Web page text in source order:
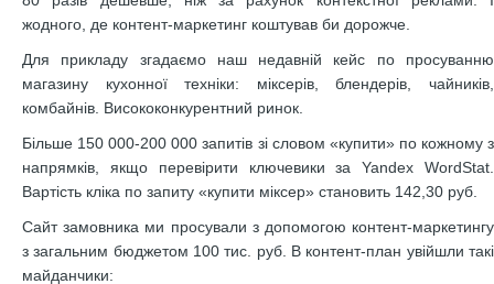
жодного, де контент-маркетинг коштував би дорожче.
Для прикладу згадаємо наш недавній кейс по просуванню
магазину кухонної техніки: міксерів, блендерів, чайників,
комбайнів. Висококонкурентний ринок.
Більше 150 000-200 000 запитів зі словом «купити» по кожному з
напрямків, якщо перевірити ключевики за Yandex WordStat.
Вартість кліка по запиту «купити міксер» становить 142,30 руб.
Сайт замовника ми просували з допомогою контент-маркетингу
з загальним бюджетом 100 тис. руб. В контент-план увійшли такі
майданчики: